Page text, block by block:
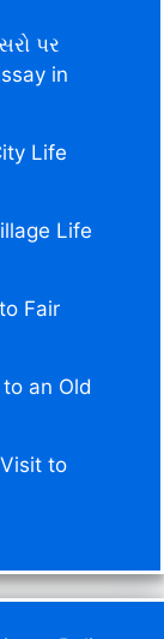
પર
in
Life
Life
Fair
an Old
to